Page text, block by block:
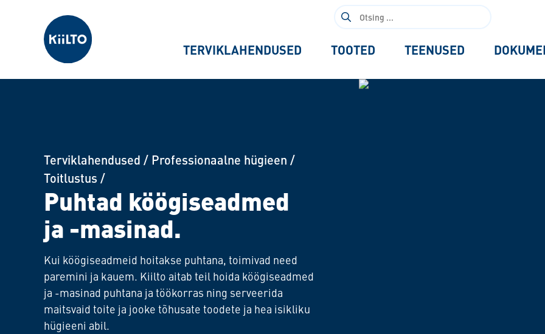
Kiilto Estonia Otsi:
TERVIKLAHENDUSED TOOTED TEENUSED
Terviklahendused / Professionaalne hügieen /
Toitlustus /
Puhtad köögiseadmed
ja -masinad.
Kui köögiseadmeid hoitakse puhtana, toimivad need
paremini ja kauem. Kiilto aitab teil hoida köögiseadmed
ja -masinad puhtana ja töökorras ning serveerida
maitsvaid toite ja jooke tõhusate toodete ja hea isikliku
hügieeni abil.